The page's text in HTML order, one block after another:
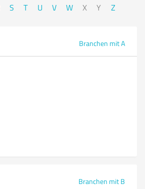
S T U V W X Y Z
Branchen mit A
Branchen mit B